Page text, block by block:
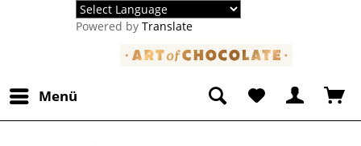
Powered byTranslate
Menü